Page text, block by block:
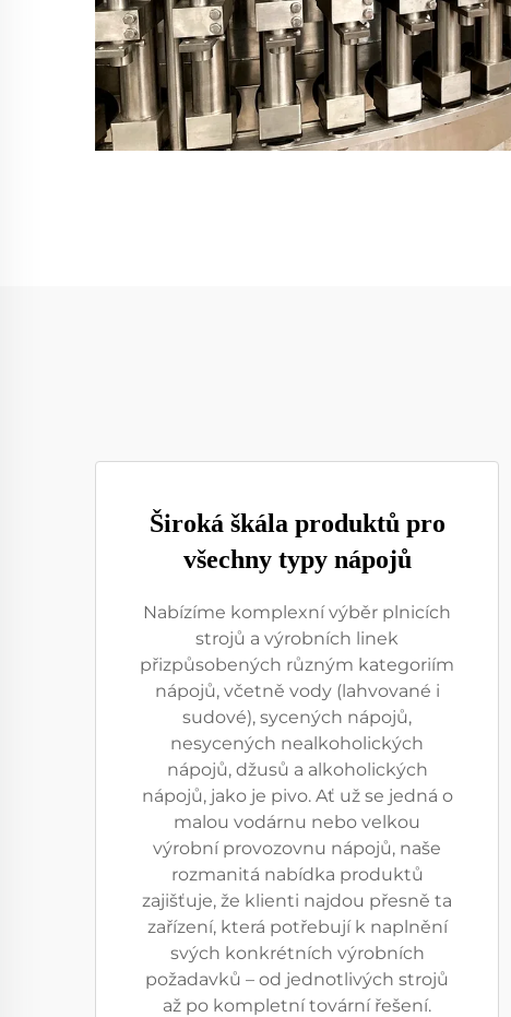
Široká škála produktů pro
všechny typy nápojů
Nabízíme komplexní výběr plnicích
strojů a výrobních linek
přizpůsobených různým kategoriím
nápojů, včetně vody (lahvované i
sudové), sycených nápojů,
nesycených nealkoholických
nápojů, džusů a alkoholických
nápojů, jako je pivo. Ať už se jedná o
malou vodárnu nebo velkou
výrobní provozovnu nápojů, naše
rozmanitá nabídka produktů
zajišťuje, že klienti najdou přesně ta
zařízení, která potřebují k naplnění
svých konkrétních výrobních
požadavků – od jednotlivých strojů
až po kompletní tovární řešení.